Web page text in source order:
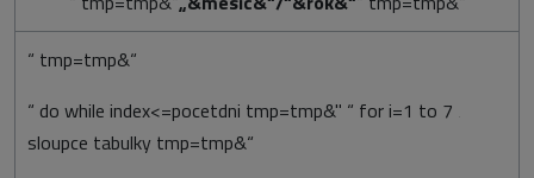
“ tmp=tmp&“
“ do while index<=pocetdni tmp=tmp&" “ for i=1 to 7 ‚
sloupce tabulky tmp=tmp&“